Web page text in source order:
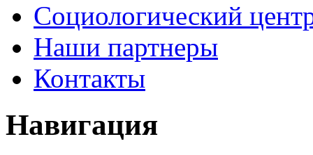
Социологический
Наши партнеры
Контакты
Навигация